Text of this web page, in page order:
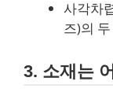
사각차
즈)의
3. 소재는